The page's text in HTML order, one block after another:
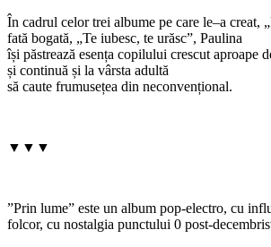
În cadrul celor trei albume pe care le–a creat,
fată bogată, „Te iubesc, te urăsc”, Paulina
își păstrează esența copilului crescut aproape
și continuă și la vârsta adultă
să caute frumusețea din neconvențional.
▼▼▼
”Prin lume” este un album pop-electro, cu
folcor, cu nostalgia punctului 0 post-